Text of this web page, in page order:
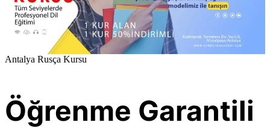
Antalya Rusça Kursu
Öğrenme Garantili